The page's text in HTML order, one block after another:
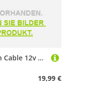
Talamex Extension Cable 12v Schwarz
19,99 €